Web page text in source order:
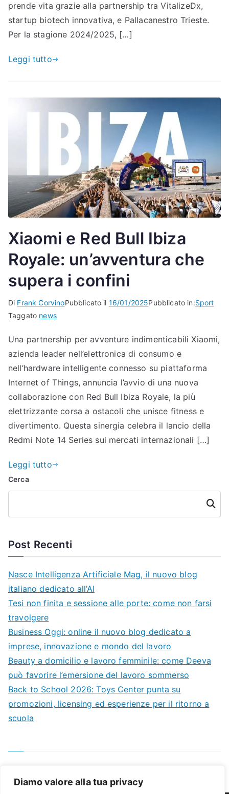
Diamo valore alla tua privacy
prende vita grazie alla partnership tra VitalizeDx,
startup biotech innovativa, e Pallacanestro Trieste.
Per la stagione 2024/2025, […]
Leggi tutto
Xiaomi e Red Bull Ibiza
Royale: un’avventura che
supera i confini
Di Frank CorvinoPubblicato il 16/01/2025Pubblicato in:Sport
Taggato news
Una partnership per avventure indimenticabili Xiaomi,
azienda leader nell’elettronica di consumo e
nell’hardware intelligente connesso su piattaforma
Internet of Things, annuncia l’avvio di una nuova
collaborazione con Red Bull Ibiza Royale, la più
elettrizzante corsa a ostacoli che unisce fitness e
divertimento. Questa sinergia celebra il lancio della
Redmi Note 14 Series sui mercati internazionali […]
Leggi tutto
Cerca
Cerca
Post Recenti
Nasce Intelligenza Artificiale Mag, il nuovo blog
italiano dedicato all’AI
Tesi non finita e sessione alle porte: come non farsi
travolgere
Business Oggi: online il nuovo blog dedicato a
imprese, innovazione e mondo del lavoro
Beauty a domicilio e lavoro femminile: come Deeva
può favorire l’emersione del lavoro sommerso
Back to School 2026: Toys Center punta su
promozioni, licensing ed esperienze per il ritorno a
scuola